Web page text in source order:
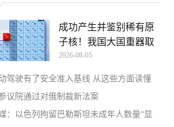
成功产生并鉴别稀有原
子核！我国大国重器取
2026-08-05
驾驶有了安全准入基线 从这些方面读懂
议院通过对俄制裁新法案
：以色列拘留巴勒斯坦未成年人数量“显